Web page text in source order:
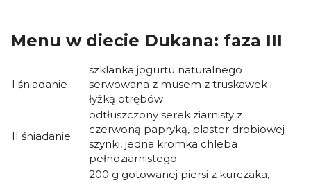
Menu w diecie Dukana: faza III
I śniadanie
szklanka jogurtu naturalnego
serwowana z musem z truskawek i
łyżką otrębów
II śniadanie
odtłuszczony serek ziarnisty z
czerwoną papryką, plaster drobiowej
szynki, jedna kromka chleba
pełnoziarnistego
200 g gotowanej piersi z kurczaka,